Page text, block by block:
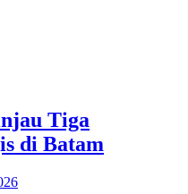
Tiga
di Batam